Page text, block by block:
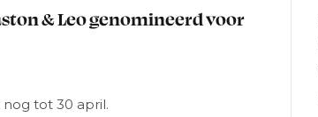
& Leo genomineerd voor
tot 30 april.